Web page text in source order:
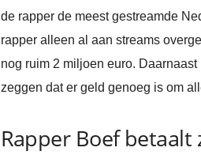
de rapper de meest gestreamde
rapper alleen al aan streams
nog ruim 2 miljoen euro.
zeggen dat er geld genoeg is om
Rapper Boef